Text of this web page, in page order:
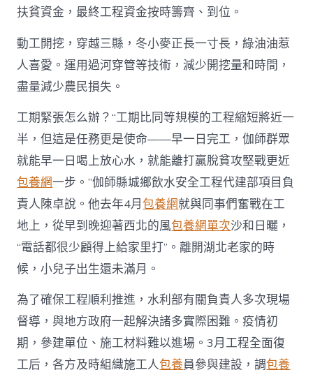
扶貧資金，最終工程資金按時籌齊、到位。
動工開挖，穿越三縣，冬小麥正長一寸長，綠油油惹
人喜愛。運用過河穿管等技術，減少開挖量和時間，
盡量減少農民損失。
工期緊張怎么辦？“工期比同等規模的工程縮短將近一
半，但這是任務更是使命——早一日完工，伽師群眾
就能早一日喝上放心水，就能離打贏脫貧攻堅戰更近
包養網一步。”伽師縣城鄉飲水安全工程代建部項目負
責人陳卓說。他去年4月包養網就與同事們奮戰在工
地上，從早到晚迎著西北的風包養網單次沙和日曬，
“電話都很少顧得上給家里打”。離開湖北老家的時
候，小兒子出生還未滿月。
為了確保工程順利推進，水利部有關負責人多次現場
督導，與地方政府一起解決諸多實際困難。疫情初
期，參建單位、施工材料難以進場。3月工程全面復
工后，各方及時組織施工人包養員參與建設，調包養